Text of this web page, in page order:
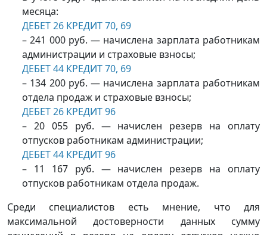
месяца:
ДЕБЕТ 26 КРЕДИТ 70, 69
– 241 000 руб. — начислена зарплата работникам
администрации и страховые взносы;
ДЕБЕТ 44 КРЕДИТ 70, 69
– 134 200 руб. — начислена зарплата работникам
отдела продаж и страховые взносы;
ДЕБЕТ 26 КРЕДИТ 96
– 20 055 руб. — начислен резерв на оплату
отпусков работникам администрации;
ДЕБЕТ 44 КРЕДИТ 96
– 11 167 руб. — начислен резерв на оплату
отпусков работникам отдела продаж.
Среди специалистов есть мнение, что для
максимальной достоверности данных сумму